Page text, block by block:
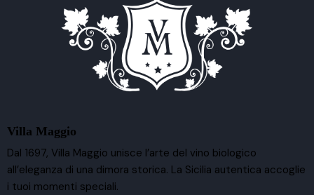
Villa Maggio
Dal 1697, Villa Maggio unisce l’arte del vino biologico
all’eleganza di una dimora storica. La Sicilia autentica accoglie
i tuoi momenti speciali.